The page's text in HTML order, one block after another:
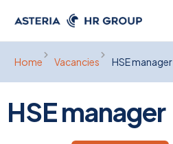
Home Vacancies HSE manager
HSE manager